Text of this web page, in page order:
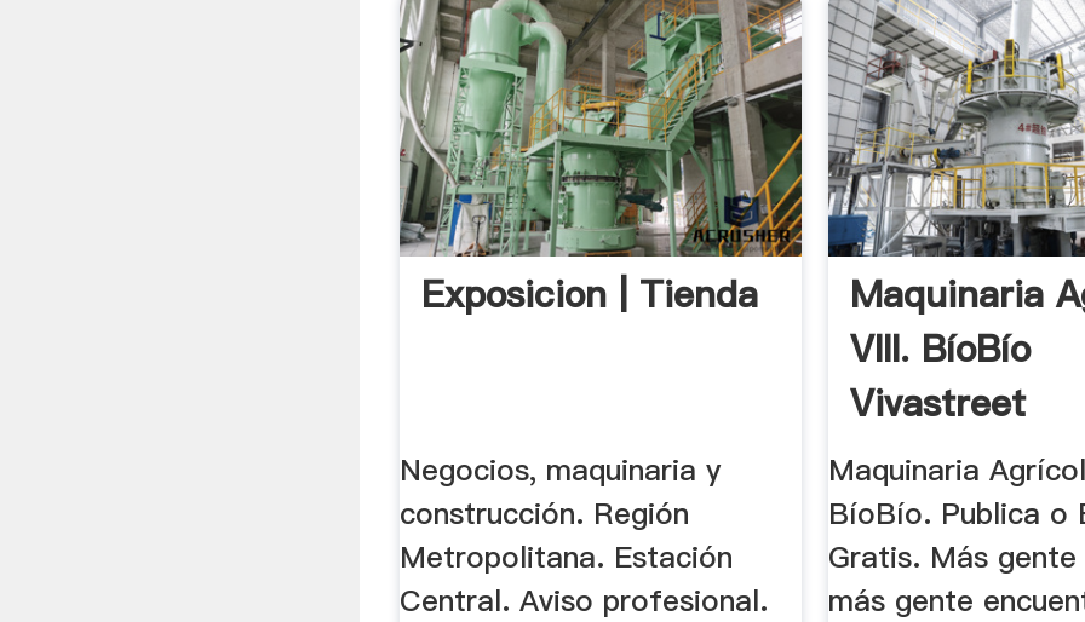
Exposicion | Tienda
Negocios, maquinaria y
construcción. Región
Metropolitana. Estación
Central. Aviso profesional.
Maquinaria
VIII. BíoBío
Vivastreet
VIVASTREET.
Maquinaria
BíoBío. Publica o
Gratis. Más
más gente